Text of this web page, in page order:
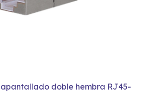
doble hembra RJ45-